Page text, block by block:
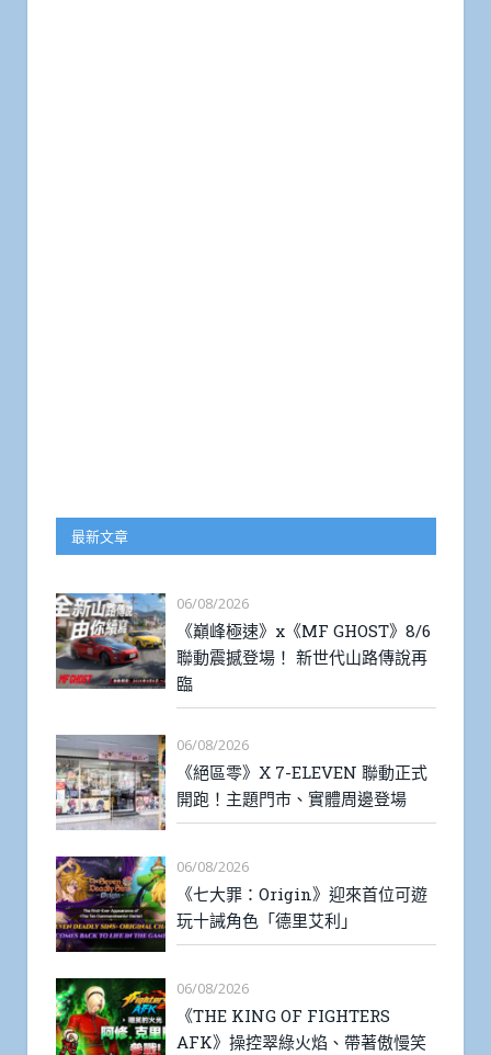
最新文章
06/08/2026
《巔峰極速》x《MF GHOST》8/6
聯動震撼登場！ 新世代山路傳說再
臨
06/08/2026
《絕區零》X 7-ELEVEN 聯動正式
開跑！主題門市、實體周邊登場
06/08/2026
《七大罪：Origin》迎來首位可遊
玩十誡角色「德里艾利」
06/08/2026
《THE KING OF FIGHTERS
AFK》操控翠綠火焰、帶著傲慢笑